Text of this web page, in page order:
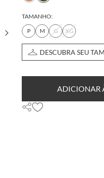
TAMANHO:
P
M G XG
DESCUBRA SEU
ADICIONAR